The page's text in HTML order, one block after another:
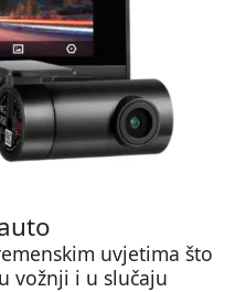
uvjetima što
vožnji i u slučaju